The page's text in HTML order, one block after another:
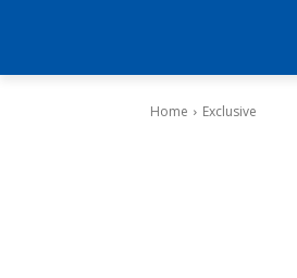
Home Exclusive